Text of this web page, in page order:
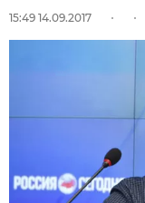
15:49 14.09.2017